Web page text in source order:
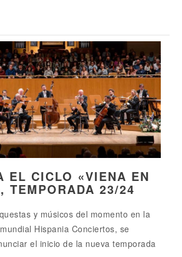
EL CICLO «VIENA EN
TEMPORADA 23/24
y músicos del momento en la
Hispania Conciertos, se
el inicio de la nueva temporada